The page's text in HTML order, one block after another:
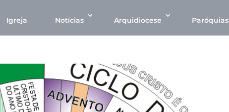
Igreja Notícias Arquidiocese Paróquias